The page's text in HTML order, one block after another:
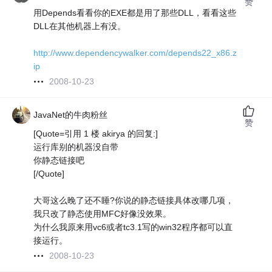
用Depends看看你的EXE都是用了那些DLL，看看这些
DLL在其他机器上有没。
http://www.dependencywalker.com/depends22_x86.z
ip
2008-10-23
JavaNet的牛肉粉丝
[Quote=引用 1 楼 akirya 的回复:]
运行库别的机器没自带
你静态链接吧
[/Quote]
大哥这么晚了还不睡?你说的静态链接具体改哪几项，
我只改了静态使用MFC好像没效果。
为什么我原来用vc6或者tc3.1写的win32程序都可以直
接运行。
2008-10-23
赞